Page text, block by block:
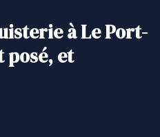
à Le Port-
posé, et